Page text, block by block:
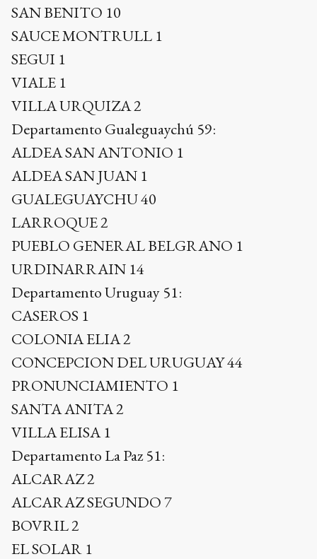
SAN BENITO 10
SAUCE MONTRULL 1
SEGUI 1
VIALE 1
VILLA URQUIZA 2
Departamento Gualeguaychú 59:
ALDEA SAN ANTONIO 1
ALDEA SAN JUAN 1
GUALEGUAYCHU 40
LARROQUE 2
PUEBLO GENERAL BELGRANO 1
URDINARRAIN 14
Departamento Uruguay 51:
CASEROS 1
COLONIA ELIA 2
CONCEPCION DEL URUGUAY 44
PRONUNCIAMIENTO 1
SANTA ANITA 2
VILLA ELISA 1
Departamento La Paz 51:
ALCARAZ 2
ALCARAZ SEGUNDO 7
BOVRIL 2
EL SOLAR 1